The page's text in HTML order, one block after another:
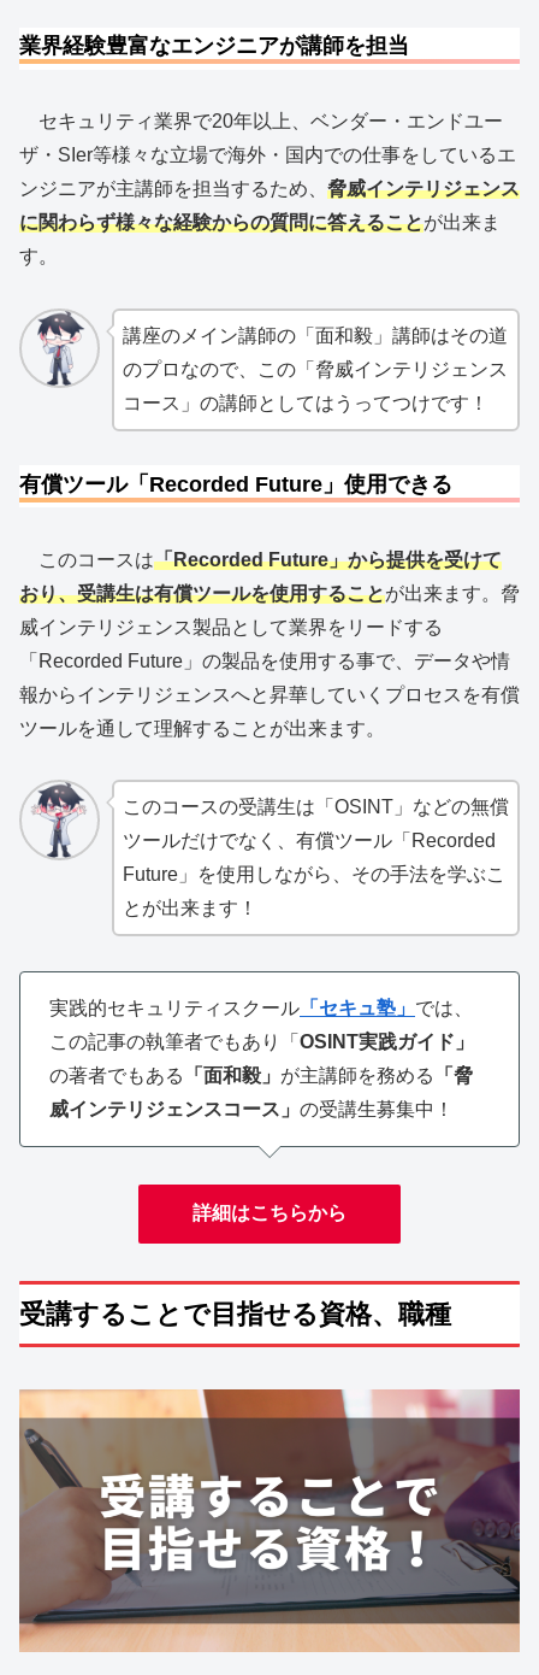
業界経験豊富なエンジニアが講師を担当
セキュリティ業界で20年以上、ベンダー・エンドユー
ザ・SIer等様々な立場で海外・国内での仕事をしているエ
ンジニアが主講師を担当するため、 脅威インテリジェンス
に関わらず様々な経験からの質問に答えることが出来ま
す。
講座のメイン講師の「面和毅」講師はその道
のプロなので、この「脅威インテリジェンス
コース」の講師としてはうってつけです！
有償ツール「Recorded Future」使用できる
このコースは「Recorded Future」から提供を受けて
おり、受講生は有償ツールを使用することが出来ます。脅
威インテリジェンス製品として業界をリードする
「Recorded Future」の製品を使用する事で、データや情
報からインテリジェンスへと昇華していくプロセスを有償
ツールを通して理解することが出来ます。
このコースの受講生は「OSINT」などの無償
ツールだけでなく、有償ツール「Recorded
Future」を使用しながら、その手法を学ぶこ
とが出来ます！
実践的セキュリティスクール 「セキュ塾」 では、
この記事の執筆者でもあり「 OSINT実践ガイド」
の著者でもある
「面和毅」 が主講師を務める
「脅
威インテリジェンスコース」 の受講生募集中！
詳細はこちらから
受講することで目指せる資格、職種